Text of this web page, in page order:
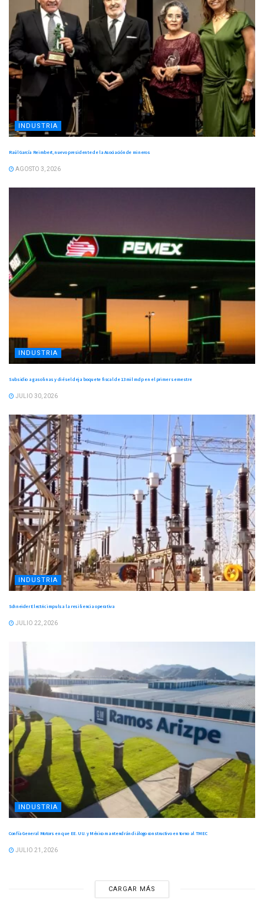
INDUSTRIA
Raúl García Reimbert, nuevo presidente de la Asociación de mineros
AGOSTO 3, 2026
INDUSTRIA
Subsidio a gasolinas y diésel deja boquete fiscal de 13 mil mdp en el primer semestre
JULIO 30, 2026
INDUSTRIA
Schneider Electric impulsa la resiliencia operativa
JULIO 22, 2026
INDUSTRIA
Confía General Motors en que EE. UU. y México mantendrán diálogo constructivo en torno al TMEC
JULIO 21, 2026
CARGAR MÁS